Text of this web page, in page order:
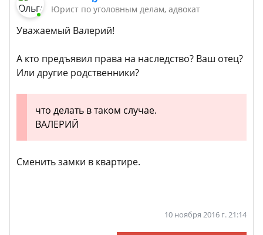
Юрист по уголовным делам, адвокат
Уважаемый Валерий!
А кто предъявил права на наследство? Ваш отец?
Или другие родственники?
что делать в таком случае.
ВАЛЕРИЙ
Сменить замки в квартире.
10 ноября 2016 г. 21:14